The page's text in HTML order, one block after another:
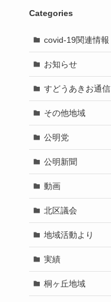
Categories
covid-19関連情報
お知らせ
すどうあきお通信
その他地域
公明党
公明新聞
動画
北区議会
地域活動より
実績
桐ヶ丘地域